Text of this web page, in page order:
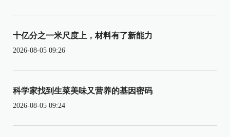
十亿分之一米尺度上，材料有了新能力
2026-08-05 09:26
科学家找到生菜美味又营养的基因密码
2026-08-05 09:24